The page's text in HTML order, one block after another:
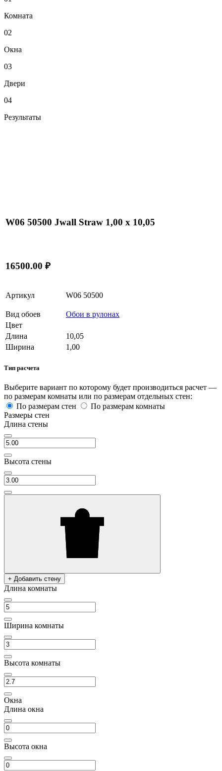
Комната
02
Окна
03
Двери
04
Результаты
W06 50500 Jwall Straw 1,00 х 10,05
16500.00 ₽
Артикул W06 50500
Вид обоев
Обои в рулонах
Цвет
Длина
10,05
Ширина
1,00
Тип расчета
Выберите вариант по которому будет производиться расчет —
по размерам комнаты или по размерам отдельных стен:
По размерам стен
По размерам комнаты
Размеры стен
Длина стены
Высота стены
+ Добавить стену
Длина комнаты
Ширина комнаты
Высота комнаты
Окна
Длина окна
Высота окна